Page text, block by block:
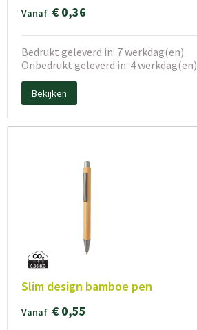
Vanaf € 0,36
Bedrukt geleverd in: 7 werkdag(en)
Onbedrukt geleverd in: 4 werkdag(en)
Bekijken
Slim design bamboe pen
Vanaf € 0,55